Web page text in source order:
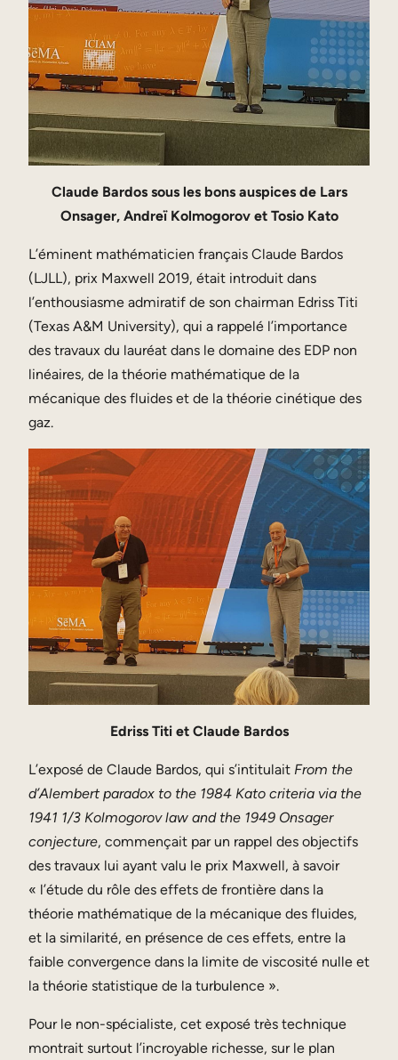
Claude Bardos sous les bons auspices de Lars
Onsager, Andreï Kolmogorov et Tosio Kato
L’éminent mathématicien français Claude Bardos
(LJLL), prix Maxwell 2019, était introduit dans
l’enthousiasme admiratif de son chairman Edriss Titi
(Texas A&M University), qui a rappelé l’importance
des travaux du lauréat dans le domaine des EDP non
linéaires, de la théorie mathématique de la
mécanique des fluides et de la théorie cinétique des
gaz.
Edriss Titi et Claude Bardos
L’exposé de Claude Bardos, qui s’intitulait From the
d’Alembert paradox to the 1984 Kato criteria via the
1941 1/3 Kolmogorov law and the 1949 Onsager
conjecture, commençait par un rappel des objectifs
des travaux lui ayant valu le prix Maxwell, à savoir
« l’étude du rôle des effets de frontière dans la
théorie mathématique de la mécanique des fluides,
et la similarité, en présence de ces effets, entre la
faible convergence dans la limite de viscosité nulle et
la théorie statistique de la turbulence ».
Pour le non-spécialiste, cet exposé très technique
montrait surtout l’incroyable richesse, sur le plan